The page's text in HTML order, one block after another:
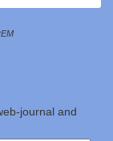
journal and